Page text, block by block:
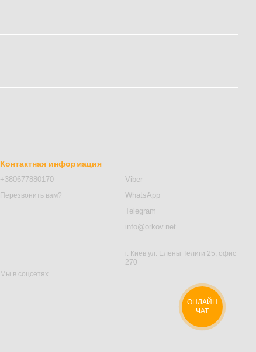
Контактная информация
+380677880170
Перезвонить вам?
Viber
WhatsApp
Telegram
info@orkov.net
г. Киев ул. Елены Телиги 25, офис
270
Мы в соцсетях
ОНЛАЙН
ЧАТ